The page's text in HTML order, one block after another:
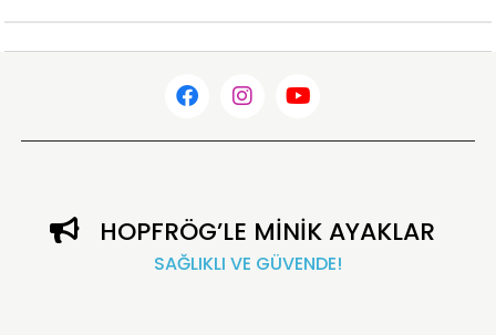
HOPFRÖG’LE MİNİK AYAKLAR
SAĞLIKLI VE GÜVENDE!